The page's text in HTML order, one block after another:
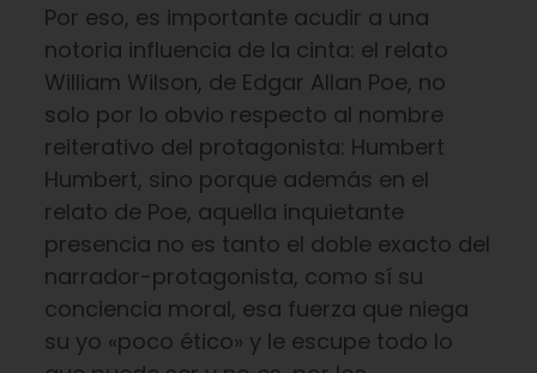
Por eso, es importante acudir a una
notoria influencia de la cinta: el relato
William Wilson, de Edgar Allan Poe, no
solo por lo obvio respecto al nombre
reiterativo del protagonista: Humbert
Humbert, sino porque además en el
relato de Poe, aquella inquietante
presencia no es tanto el doble exacto del
narrador-protagonista, como sí su
conciencia moral, esa fuerza que niega
su yo «poco ético» y le escupe todo lo